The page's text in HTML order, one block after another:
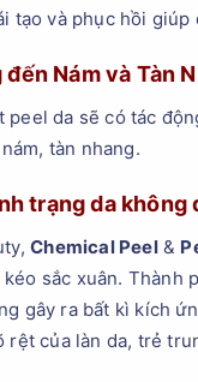
tạo và phục hồi giúp
đến Nám và Tàn
peel da sẽ có tác
tàn nhang.
trạng da không
Chemical Peel&
sắc xuân. Thành
gây ra bất kì kích
rệt của làn da, trẻ